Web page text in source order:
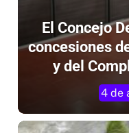
El Concejo
concesiones
y del
4